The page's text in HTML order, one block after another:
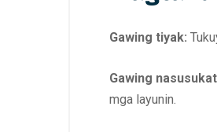
Gawing tiyak:
Gawing
mga layunin.